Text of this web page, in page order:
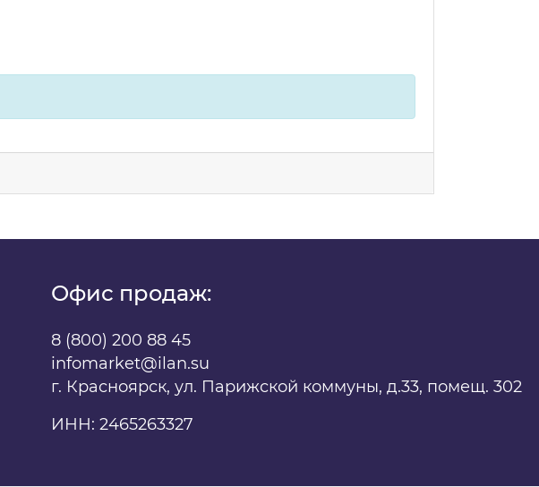
Офис продаж:
8 (800) 200 88 45
infomarket@ilan.su
г. Красноярск, ул. Парижской коммуны, д.33, помещ. 302
ИНН: 2465263327